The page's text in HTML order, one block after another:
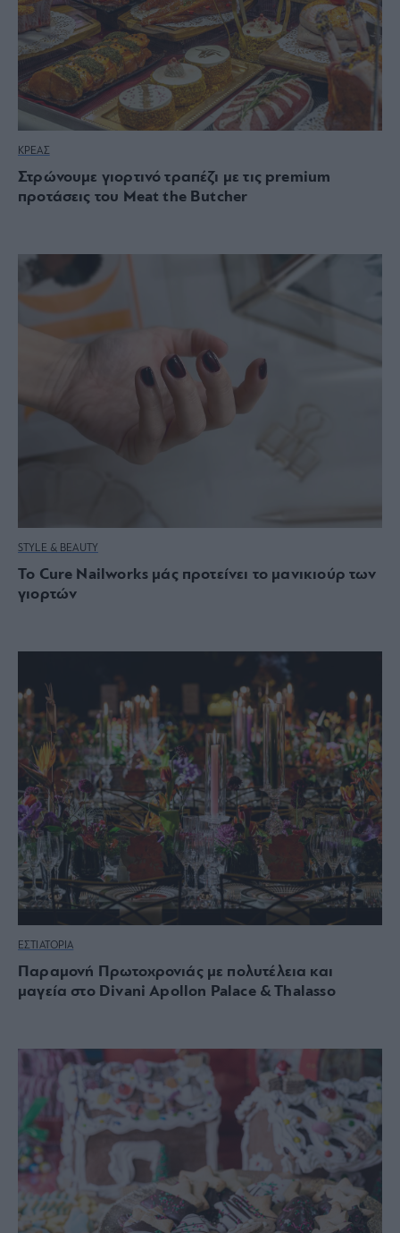
ΚΡΕΑΣ
Στρώνουμε γιορτινό τραπέζι με τις premium
προτάσεις του Meat the Butcher
STYLE & BEAUTY
Το Cure Nailworks μάς προτείνει το μανικιούρ των
γιορτών
ΕΣΤΙΑΤΟΡΙΑ
Παραμονή Πρωτοχρονιάς με πολυτέλεια και
μαγεία στο Divani Apollon Palace & Thalasso